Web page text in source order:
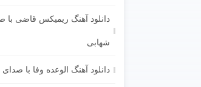
دانلود آهنگ ریمیکس قاضی
شهابی
دانلود آهنگ الوعده وفا با